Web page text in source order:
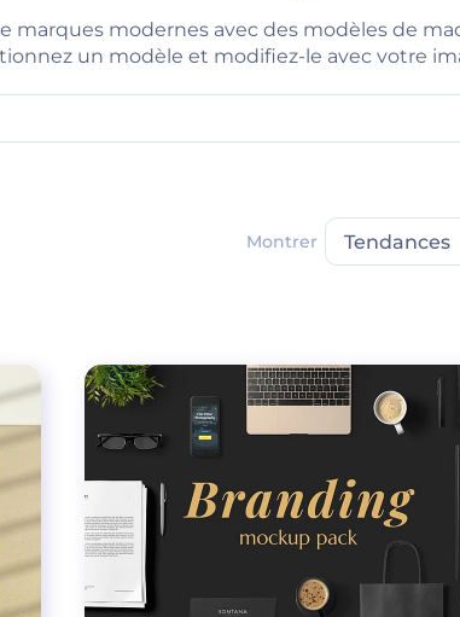
marques modernes avec des modèles de
un modèle et modifiez-le avec votre
Montrer Tendances